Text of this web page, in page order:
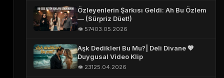
Özleyenlerin Şarkısı Geldi: Ah Bu Özlem
— (Sürpriz Düet!)
👁️ 57403.05.2026
Aşk Dedikleri Bu Mu?| Deli Divane 💖
Duygusal Video Klip
👁️ 23125.04.2026